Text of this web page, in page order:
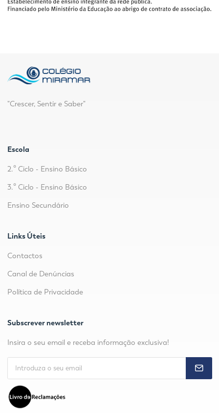
"Crescer, Sentir e Saber"
Escola
2.º Ciclo - Ensino Básico
3.º Ciclo - Ensino Básico
Ensino Secundário
Links Úteis
Contactos
Canal de Denúncias
Política de Privacidade
Subscrever newsletter
Insira o seu email e receba informação exclusiva!